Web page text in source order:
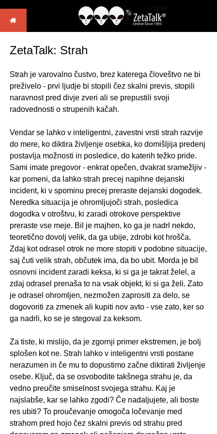
ZetaTalk: Strah
Strah je varovalno čustvo, brez katerega človeštvo ne bi
preživelo - prvi ljudje bi stopili čez skalni previs, stopili
naravnost pred divje zveri ali se prepustili svoji
radovednosti o strupenih kačah.
Vendar se lahko v inteligentni, zavestni vrsti strah razvije
do mere, ko diktira življenje osebka, ko domišljija predenj
postavlja možnosti in posledice, do katerih težko pride.
Sami imate pregovor - enkrat opečen, dvakrat sramežljiv -
kar pomeni, da lahko strah precej napihne dejanski
incident, ki v spominu precej preraste dejanski dogodek.
Neredka situacija je ohromljujoči strah, posledica
dogodka v otroštvu, ki zaradi otrokove perspektive
preraste vse meje. Bil je majhen, ko ga je nadrl nekdo,
teoretično dovolj velik, da ga ubije, zdrobi kot hrošča.
Zdaj kot odrasel otrok ne more stopiti v podobne situacije,
saj čuti velik strah, občutek ima, da bo ubit. Morda je bil
osnovni incident zaradi keksa, ki si ga je takrat želel, a
zdaj odrasel prenaša to na vsak objekt, ki si ga želi. Zato
je odrasel ohromljen, nezmožen zaprositi za delo, se
dogovoriti za zmenek ali kupiti nov avto - vse zato, ker so
ga nadrli, ko se je stegoval za keksom.
Za tiste, ki mislijo, da je zgornji primer ekstremen, je bolj
splošen kot ne. Strah lahko v inteligentni vrsti postane
nerazumen in če mu to dopustimo začne diktirati življenje
osebe. Ključ, da se osvobodite takšnega strahu je, da
vedno preučite smiselnost svojega strahu. Kaj je
najslabše, kar se lahko zgodi? Če nadaljujete, ali boste
res ubiti? To proučevanje omogoča ločevanje med
strahom pred hojo čez skalni previs od strahu pred